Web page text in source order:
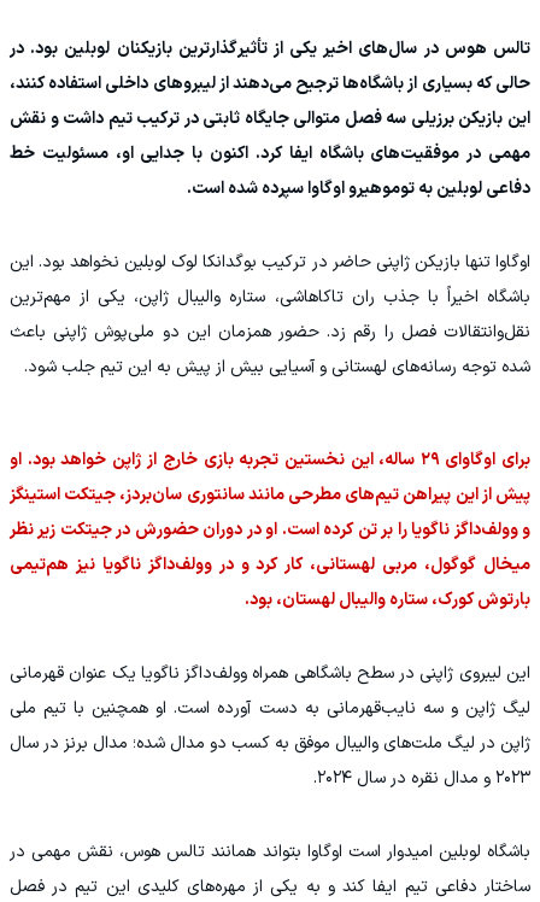
تالس هوس در سال‌های اخیر یکی از تأثیرگذارترین بازیکنان لوبلین بود. در
حالی که بسیاری از باشگاه‌ها ترجیح می‌دهند از لیبروهای داخلی استفاده کنند،
این بازیکن برزیلی سه فصل متوالی جایگاه ثابتی در ترکیب تیم داشت و نقش
مهمی در موفقیت‌های باشگاه ایفا کرد. اکنون با جدایی او، مسئولیت خط
دفاعی لوبلین به توموهیرو اوگاوا سپرده شده است.
اوگاوا تنها بازیکن ژاپنی حاضر در ترکیب بوگدانکا لوک لوبلین نخواهد بود. این
باشگاه اخیراً با جذب ران تاکاهاشی، ستاره والیبال ژاپن، یکی از مهم‌ترین
نقل‌وانتقالات فصل را رقم زد. حضور همزمان این دو ملی‌پوش ژاپنی باعث
شده توجه رسانه‌های لهستانی و آسیایی بیش از پیش به این تیم جلب شود.
برای اوگاوای ۲۹ ساله، این نخستین تجربه بازی خارج از ژاپن خواهد بود. او
پیش از این پیراهن تیم‌های مطرحی مانند سانتوری سان‌بردز، جیتکت استینگز
و وولف‌داگز ناگویا را بر تن کرده است. او در دوران حضورش در جیتکت زیر نظر
میخال گوگول، مربی لهستانی، کار کرد و در وولف‌داگز ناگویا نیز هم‌تیمی
بارتوش کورک، ستاره والیبال لهستان، بود.
این لیبروی ژاپنی در سطح باشگاهی همراه وولف‌داگز ناگویا یک عنوان قهرمانی
لیگ ژاپن و سه نایب‌قهرمانی به دست آورده است. او همچنین با تیم ملی
ژاپن در لیگ ملت‌های والیبال موفق به کسب دو مدال شده؛ مدال برنز در سال
۲۰۲۳ و مدال نقره در سال ۲۰۲۴.
باشگاه لوبلین امیدوار است اوگاوا بتواند همانند تالس هوس، نقش مهمی در
ساختار دفاعی تیم ایفا کند و به یکی از مهره‌های کلیدی این تیم در فصل